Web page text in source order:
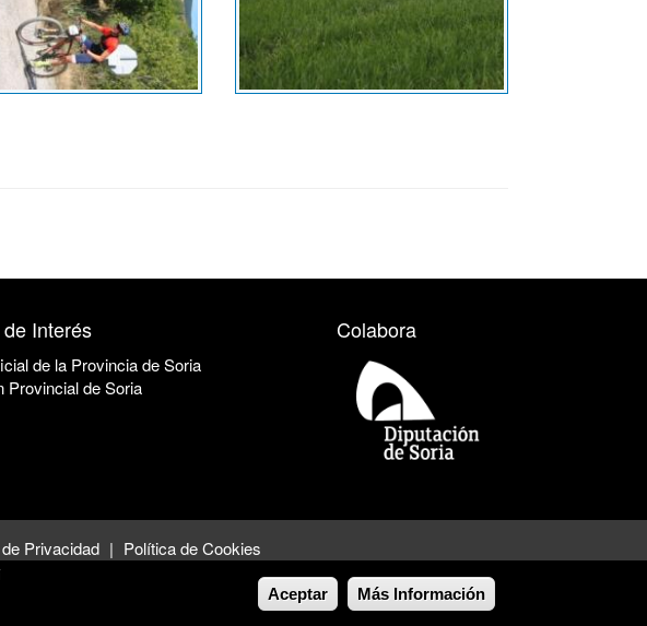
Interés
de la Provincia de Soria
Provincial de Soria
Colabora
Privacidad Política de Cookies
Río Aceptar Más Información